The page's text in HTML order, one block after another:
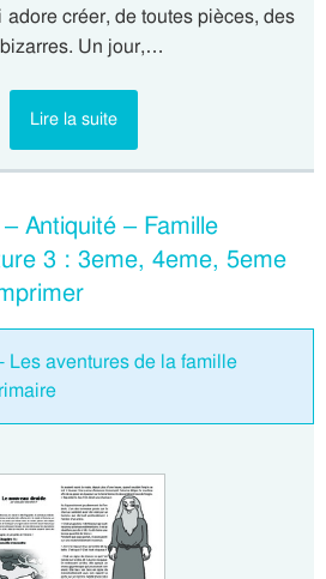
adore créer, de toutes pièces, des
Un jour,…
Lire la suite
Antiquité – Famille
3 : 3eme, 4eme, 5eme
Les aventures de la famille